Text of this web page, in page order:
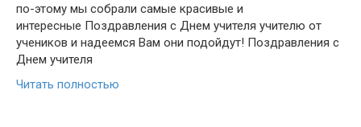
по-этому мы собрали самые красивые и
интересные Поздравления с Днем учителя учителю от
учеников и надеемся Вам они подойдут! Поздравления с
Днем учителя
Читать полностью